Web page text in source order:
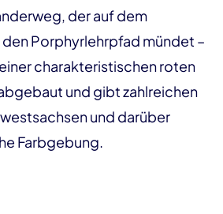
der auf dem
den Porphyrlehrpfad mündet –
charakteristischen roten
und gibt zahlreichen
und darüber
Farbgebung.